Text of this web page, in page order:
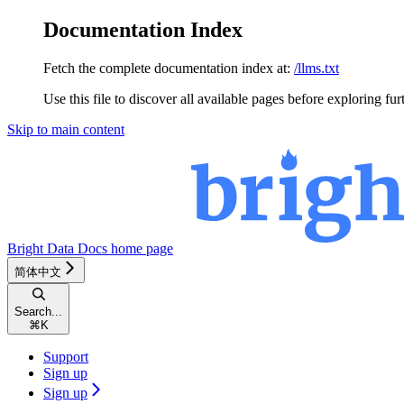
Documentation Index
Fetch the complete documentation index at: /llms.txt
Use this file to discover all available pages before exploring
Skip to main content
Bright Data Docs home page
简体中文
Search...
⌘ K
Support
Sign up
Sign up